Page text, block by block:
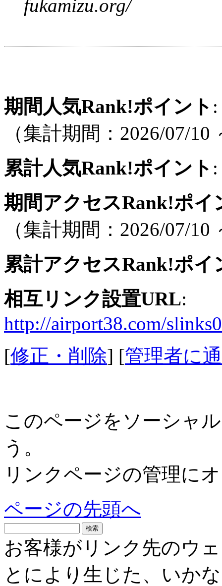
fukamizu.org/
期間人気Rank!ポイント
（集計期間：2026/07/10
累計人気Rank!ポイント
期間アクセスRank!ポイ
（集計期間：2026/07/10
累計アクセスRank!ポイ
相互リンク設置URL:
http://airport38.com/
[修正・削除] [管理者に
このページをソーシャ
う。
リンクページの管理に
ページの先頭へ
お客様がリンク先のウ
とにより生じた、いか